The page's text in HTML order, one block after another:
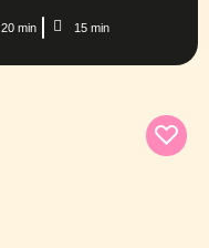
20 min 15 min